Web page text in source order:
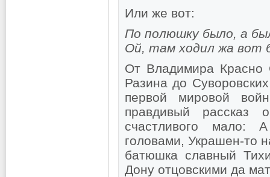
Или же вот:
По полюшку было, а
Ой, там ходил жа вот
От Владимира Красно
Разина до
первой мировой
правдивый рассказ
счастливого мало:
головами, Украшен-то
батюшка славный
Дону отцовскими да